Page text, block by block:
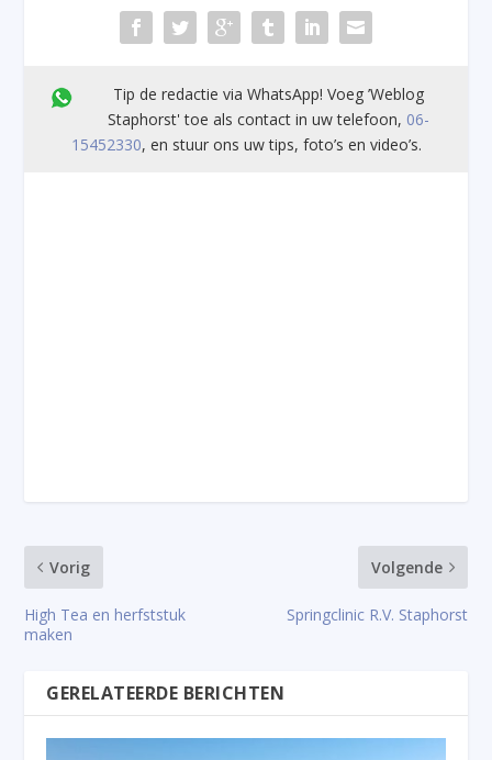
Tip de redactie via WhatsApp! Voeg ’Weblog
Staphorst' toe als contact in uw telefoon, 06-
15452330, en stuur ons uw tips, foto’s en video’s.
Vorig
High Tea en herfststuk
maken
Volgende
Springclinic R.V. Staphorst
GERELATEERDE BERICHTEN